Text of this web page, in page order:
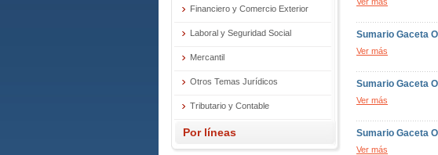
Financiero y Comercio Exterior
Laboral y Seguridad Social
Mercantil
Otros Temas Jurídicos
Tributario y Contable
Por líneas
Sumario Gaceta
Ver más
Sumario Gaceta
Ver más
Sumario Gaceta
Ver más